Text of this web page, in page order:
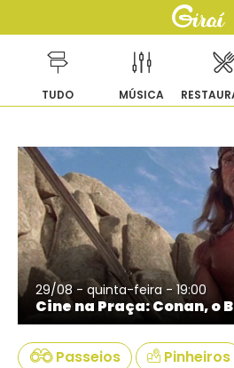
para
o
conteúdo
TUDO MÚSICA
29/08 - quinta-feira - 19:00
Cine na Praça: Conan, o
Passeios Pinheiros